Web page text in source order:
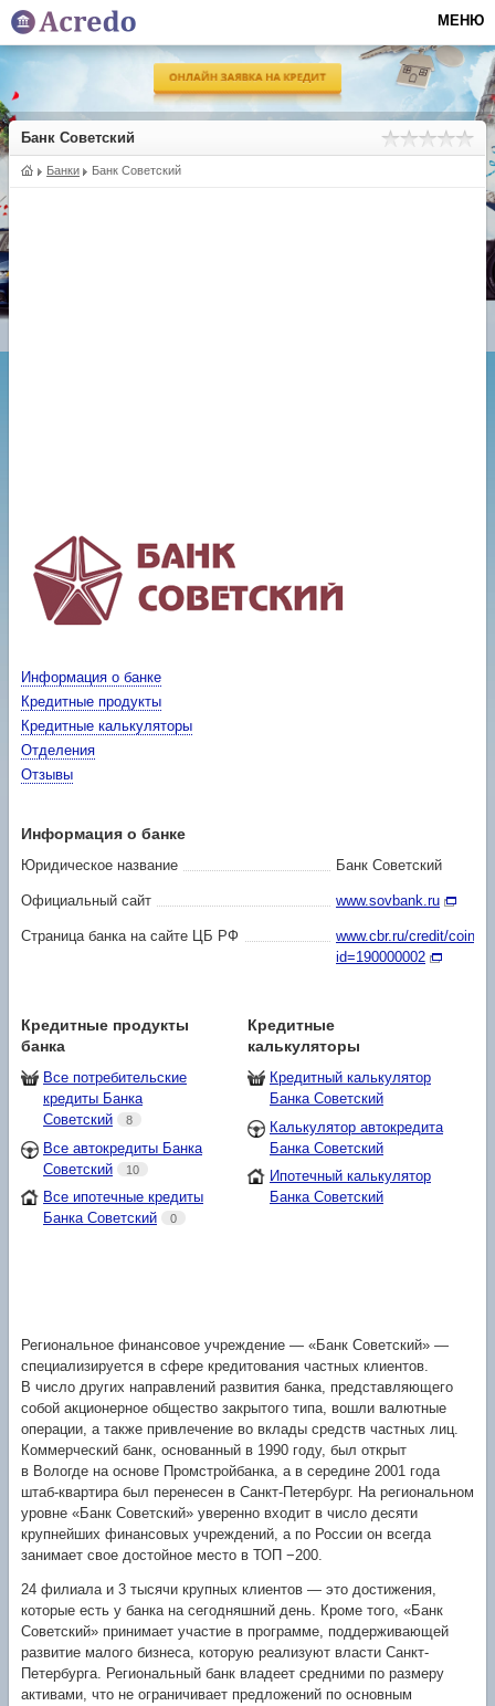
Банк Советский
Банки Банк Советский
Информация о банке
Кредитные продукты
Кредитные калькуляторы
Отделения
Отзывы
Информация о банке
Юридическое название Банк Советский
Официальный сайт www.sovbank.ru
Страница банка на сайте ЦБ РФ
www.cbr.ru/credit/
id=190000002
Кредитные
калькуляторы
Кредитный калькулятор
Банка Советский
Калькулятор автокредита
Банка Советский
Ипотечный калькулятор
Банка Советский
Кредитные продукты
банка
Все потребительские
кредиты Банка
Советский
8
Все автокредиты Банка
Советский
10
Все ипотечные кредиты
Банка Советский
0
Региональное финансовое учреждение — «Банк Советский» —
специализируется в сфере кредитования частных клиентов.
В число других направлений развития банка, представляющего
собой акционерное общество закрытого типа, вошли валютные
операции, а также привлечение во вклады средств частных лиц.
Коммерческий банк, основанный в 1990 году, был открыт
в Вологде на основе Промстройбанка, а в середине 2001 года
штаб-квартира был перенесен в Санкт-Петербург. На региональном
уровне «Банк Советский» уверенно входит в число десяти
крупнейших финансовых учреждений, а по России он всегда
занимает свое достойное место в ТОП −200.
24 филиала и 3 тысячи крупных клиентов — это достижения,
которые есть у банка на сегодняшний день. Кроме того, «Банк
Советский» принимает участие в программе, поддерживающей
развитие малого бизнеса, которую реализуют власти Санкт-
Петербурга. Региональный банк владеет средними по размеру
активами, что не ограничивает предложений по основным
МЕНЮ